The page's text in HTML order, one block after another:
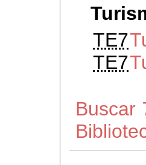
TE7
TE7
Buscar